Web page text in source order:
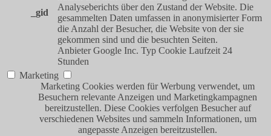
_gid
Analyseberichts über den Zustand der Website. Die
gesammelten Daten umfassen in anonymisierter Form
die Anzahl der Besucher, die Website von der sie
gekommen sind und die besuchten Seiten.
Anbieter Google Inc. Typ Cookie Laufzeit 24
Stunden
Marketing
Marketing Cookies werden für Werbung verwendet, um
Besuchern relevante Anzeigen und Marketingkampagnen
bereitzustellen. Diese Cookies verfolgen Besucher auf
verschiedenen Websites und sammeln Informationen, um
angepasste Anzeigen bereitzustellen.